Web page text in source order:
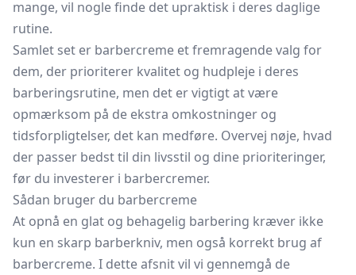
mange, vil nogle finde det upraktisk i deres daglige
rutine.
Samlet set er barbercreme et fremragende valg for
dem, der prioriterer kvalitet og hudpleje i deres
barberingsrutine, men det er vigtigt at være
opmærksom på de ekstra omkostninger og
tidsforpligtelser, det kan medføre. Overvej nøje, hvad
der passer bedst til din livsstil og dine prioriteringer,
før du investerer i barbercremer.
Sådan bruger du barbercreme
At opnå en glat og behagelig barbering kræver ikke
kun en skarp barberkniv, men også korrekt brug af
barbercreme. I dette afsnit vil vi gennemgå de